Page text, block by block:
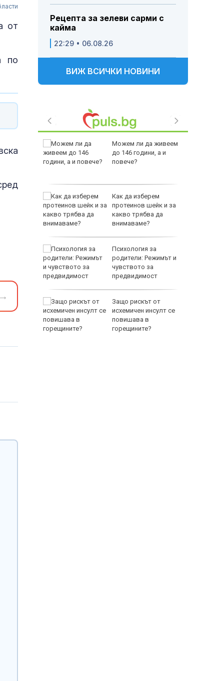
от
по
Рецепта за зелеви сарми с
кайма
22:29 • 06.08.26
ВИЖ ВСИЧКИ НОВИНИ
се
се
Можем ли да живеем
до 146 години, а и
повече?
Как да изберем
протеинов шейк и за
какво трябва да
внимаваме?
Психология за
родители: Режимът и
чувството за
предвидимост
Защо рискът от
исхемичен инсулт се
повишава в
горещините?